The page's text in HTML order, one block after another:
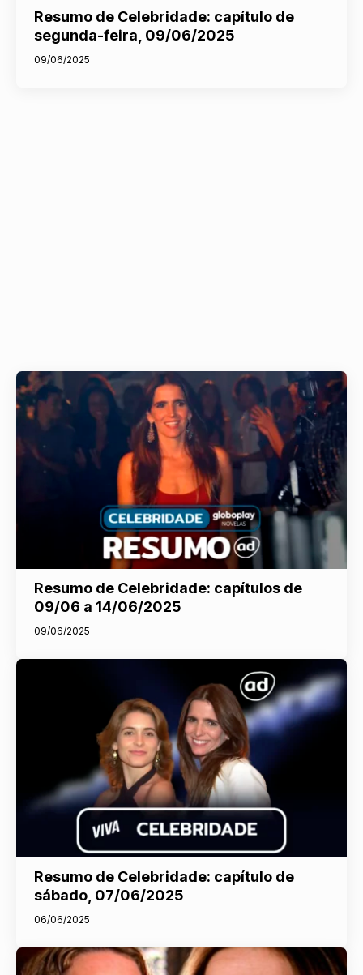
Resumo de Celebridade: capítulo de
segunda-feira, 09/06/2025
09/06/2025
Resumo de Celebridade: capítulos de
09/06 a 14/06/2025
09/06/2025
Resumo de Celebridade: capítulo de
sábado, 07/06/2025
06/06/2025